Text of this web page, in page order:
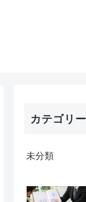
カテゴリー
未分類